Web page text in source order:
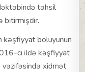
təhsil
bitirmişdir.
kəşfiyyat bölüyünün
cı ildə kəşfiyyat
vəzifəsində xidmət